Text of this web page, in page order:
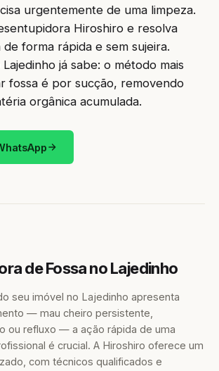
urgentemente de uma limpeza.
Hiroshiro e resolva
forma rápida e sem sujeira.
já sabe: o método mais
fossa é por sucção, removendo
orgânica acumulada.
de Fossa no Lajedinho
seu imóvel no Lajedinho apresenta
— mau cheiro persistente,
ou refluxo — a ação rápida de uma
é crucial. A Hiroshiro oferece um
com técnicos qualificados e